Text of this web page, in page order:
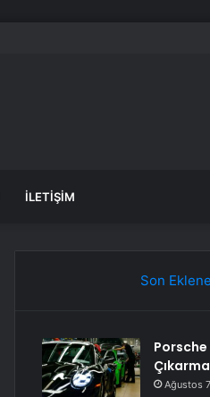
İLETIŞIM
Son
Porsche
Ağustos